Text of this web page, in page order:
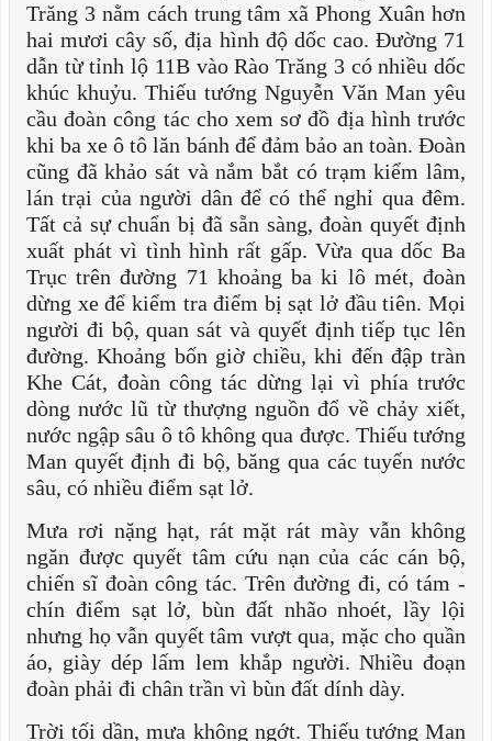
Trăng 3 nằm cách trung tâm xã Phong Xuân hơn
hai mươi cây số, địa hình độ dốc cao. Đường 71
dẫn từ tỉnh lộ 11B vào Rào Trăng 3 có nhiều dốc
khúc khuỷu. Thiếu tướng Nguyễn Văn Man yêu
cầu đoàn công tác cho xem sơ đồ địa hình trước
khi ba xe ô tô lăn bánh để đảm bảo an toàn. Đoàn
cũng đã khảo sát và nắm bắt có trạm kiểm lâm,
lán trại của người dân để có thể nghỉ qua đêm.
Tất cả sự chuẩn bị đã sẵn sàng, đoàn quyết định
xuất phát vì tình hình rất gấp. Vừa qua dốc Ba
Trục trên đường 71 khoảng ba ki lô mét, đoàn
dừng xe để kiểm tra điểm bị sạt lở đầu tiên. Mọi
người đi bộ, quan sát và quyết định tiếp tục lên
đường. Khoảng bốn giờ chiều, khi đến đập tràn
Khe Cát, đoàn công tác dừng lại vì phía trước
dòng nước lũ từ thượng nguồn đổ về chảy xiết,
nước ngập sâu ô tô không qua được. Thiếu tướng
Man quyết định đi bộ, băng qua các tuyến nước
sâu, có nhiều điểm sạt lở.
Mưa rơi nặng hạt, rát mặt rát mày vẫn không
ngăn được quyết tâm cứu nạn của các cán bộ,
chiến sĩ đoàn công tác. Trên đường đi, có tám -
chín điểm sạt lở, bùn đất nhão nhoét, lầy lội
nhưng họ vẫn quyết tâm vượt qua, mặc cho quần
áo, giày dép lấm lem khắp người. Nhiều đoạn
đoàn phải đi chân trần vì bùn đất dính dày.
Trời tối dần, mưa không ngớt. Thiếu tướng Man